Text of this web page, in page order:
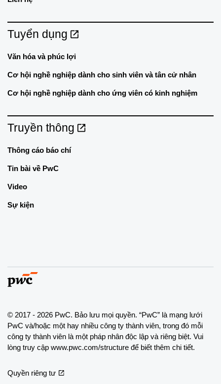
Tuyển dụng
Văn hóa và phúc lợi
Cơ hội nghề nghiệp dành cho sinh viên và tân cử nhân
Cơ hội nghề nghiệp dành cho ứng viên có kinh nghiệm
Truyền thông
Thông cáo báo chí
Tin bài về PwC
Video
Sự kiện
© 2017 - 2026 PwC. Bảo lưu mọi quyền. “PwC” là mạng lưới
PwC và/hoặc một hay nhiều công ty thành viên, trong đó mỗi
công ty thành viên là một pháp nhân độc lập và riêng biệt. Vui
lòng truy cập www.pwc.com/structure để biết thêm chi tiết.
Quyền riêng tư